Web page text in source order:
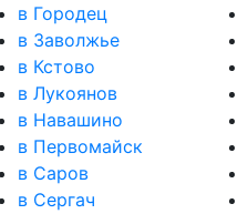
в Городец
в Заволжье
в Кстово
в Лукоянов
в Навашино
в Первомайск
в Саров
в Сергач